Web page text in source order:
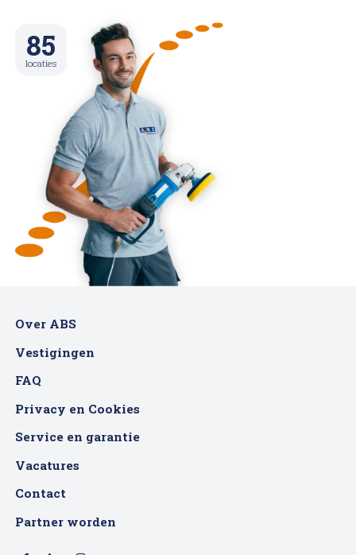
85
locaties
Over ABS
Vestigingen
FAQ
Privacy en Cookies
Service en garantie
Vacatures
Contact
Partner worden